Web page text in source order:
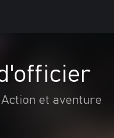
Action et aventure